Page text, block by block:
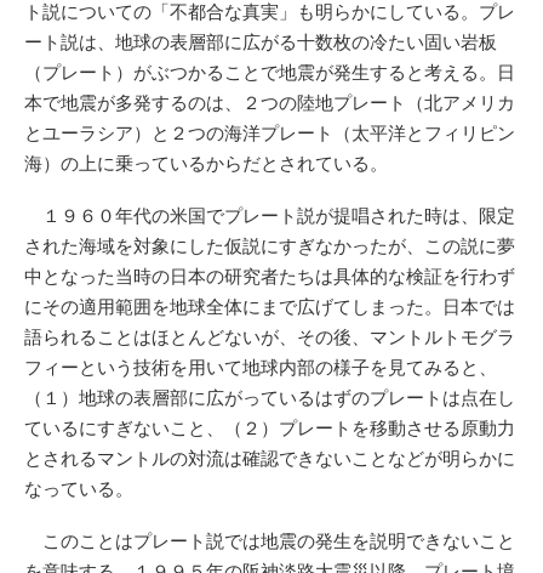
ト説についての「不都合な真実」も明らかにしている。プレ
ート説は、地球の表層部に広がる十数枚の冷たい固い岩板
（プレート）がぶつかることで地震が発生すると考える。日
本で地震が多発するのは、２つの陸地プレート（北アメリカ
とユーラシア）と２つの海洋プレート（太平洋とフィリピン
海）の上に乗っているからだとされている。
１９６０年代の米国でプレート説が提唱された時は、限定
された海域を対象にした仮説にすぎなかったが、この説に夢
中となった当時の日本の研究者たちは具体的な検証を行わず
にその適用範囲を地球全体にまで広げてしまった。日本では
語られることはほとんどないが、その後、マントルトモグラ
フィーという技術を用いて地球内部の様子を見てみると、
（１）地球の表層部に広がっているはずのプレートは点在し
ているにすぎないこと、（２）プレートを移動させる原動力
とされるマントルの対流は確認できないことなどが明らかに
なっている。
このことはプレート説では地震の発生を説明できないこと